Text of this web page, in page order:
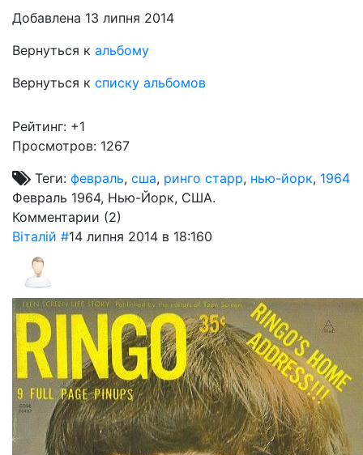
Добавлена 13 липня 2014
Вернуться к альбому
Вернуться к списку альбомов
Рейтинг: +1
Просмотров: 1267
Теги: февраль, сша, ринго старр, нью-йорк, 1964
Февраль 1964, Нью-Йорк, США.
Комментарии (2)
Віталій #14 липня 2014 в 18:160